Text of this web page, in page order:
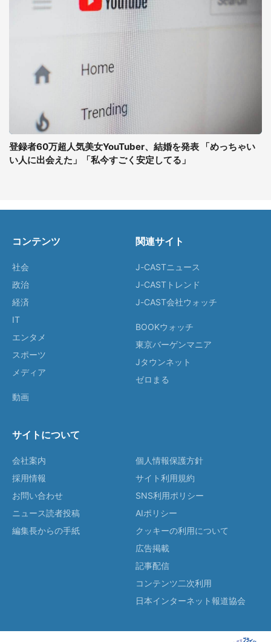
登録者60万超人気美女YouTuber、結婚を発表 「めっちゃい
い人に出会えた」「私今すごく安定してる」
コンテンツ
社会
政治
経済
IT
エンタメ
スポーツ
メディア
動画
関連サイト
J-CASTニュース
J-CASTトレンド
J-CAST会社ウォッチ
BOOKウォッチ
東京バーゲンマニア
Jタウンネット
ゼロまる
サイトについて
会社案内
採用情報
お問い合わせ
ニュース読者投稿
編集長からの手紙
個人情報保護方針
サイト利用規約
SNS利用ポリシー
AIポリシー
クッキーの利用について
広告掲載
記事配信
コンテンツ二次利用
日本インターネット報道協会